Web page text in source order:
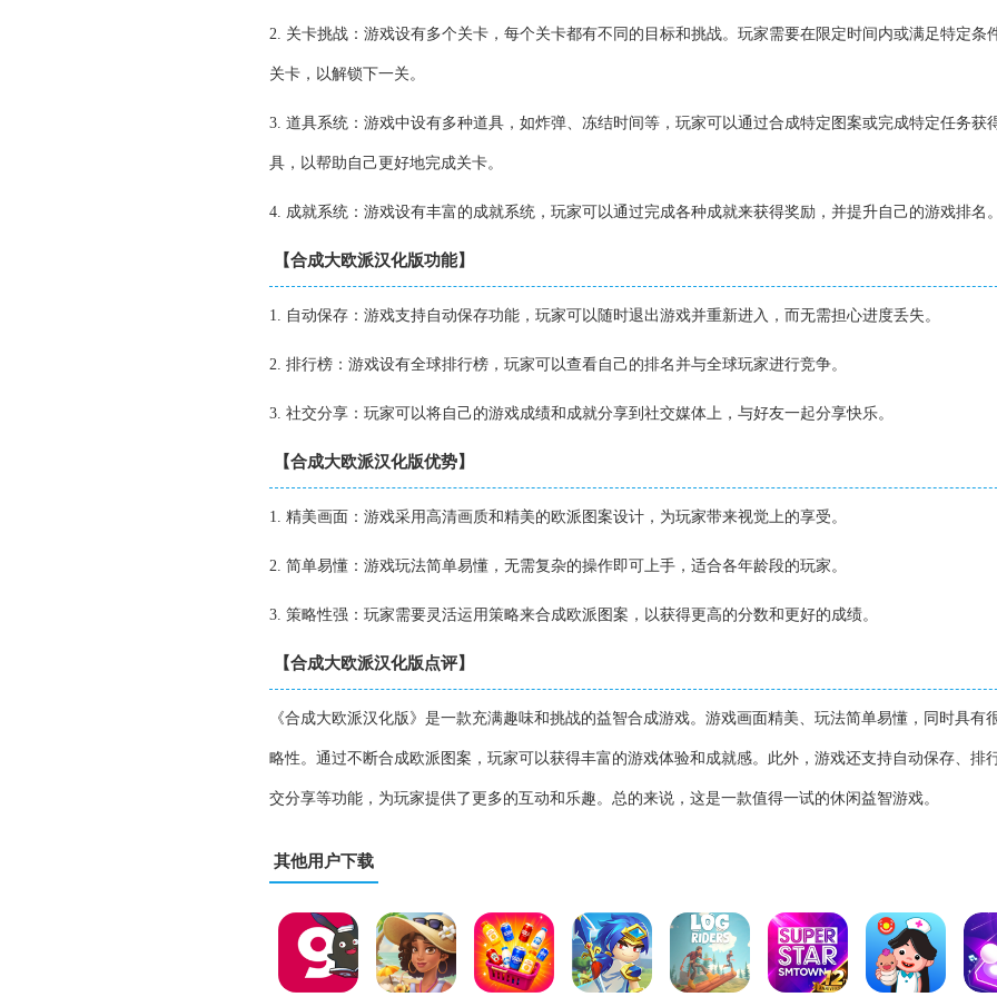
2. 关卡挑战：游戏设有多个关卡，每个关卡都有不同的目标和挑战。玩家需要在限定时间内或满足特定条
关卡，以解锁下一关。
3. 道具系统：游戏中设有多种道具，如炸弹、冻结时间等，玩家可以通过合成特定图案或完成特定任务获
具，以帮助自己更好地完成关卡。
4. 成就系统：游戏设有丰富的成就系统，玩家可以通过完成各种成就来获得奖励，并提升自己的游戏排名。
【合成大欧派汉化版功能】
1. 自动保存：游戏支持自动保存功能，玩家可以随时退出游戏并重新进入，而无需担心进度丢失。
2. 排行榜：游戏设有全球排行榜，玩家可以查看自己的排名并与全球玩家进行竞争。
3. 社交分享：玩家可以将自己的游戏成绩和成就分享到社交媒体上，与好友一起分享快乐。
【合成大欧派汉化版优势】
1. 精美画面：游戏采用高清画质和精美的欧派图案设计，为玩家带来视觉上的享受。
2. 简单易懂：游戏玩法简单易懂，无需复杂的操作即可上手，适合各年龄段的玩家。
3. 策略性强：玩家需要灵活运用策略来合成欧派图案，以获得更高的分数和更好的成绩。
【合成大欧派汉化版点评】
《合成大欧派汉化版》是一款充满趣味和挑战的益智合成游戏。游戏画面精美、玩法简单易懂，同时具有
略性。通过不断合成欧派图案，玩家可以获得丰富的游戏体验和成就感。此外，游戏还支持自动保存、排
交分享等功能，为玩家提供了更多的互动和乐趣。总的来说，这是一款值得一试的休闲益智游戏。
其他用户下载